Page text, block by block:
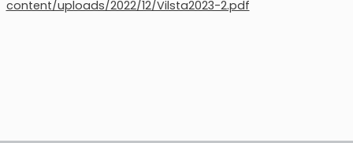
content/uploads/2022/12/Vilsta2023-2.pdf